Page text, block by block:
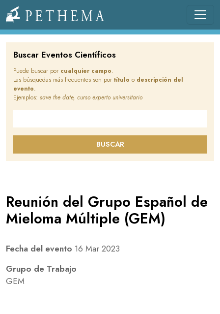
Llevamos la investigación en la sangre.
Reunión del Grupo Español de
Mieloma Múltiple (GEM)
Fecha del evento 16 Mar 2023
Grupo de Trabajo
GEM
Buscar Eventos Científicos
Puede buscar por cualquier campo.
Las búsquedas más frecuentes son por título o descripción del
evento.
Ejemplos: save the date, curso experto universitario
BUSCAR